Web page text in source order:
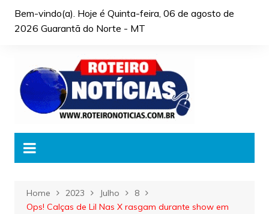
Bem-vindo(a). Hoje é Quinta-feira, 06 de agosto de
2026 Guarantã do Norte - MT
Home 2023 Julho
8
Ops! Calças de Lil Nas X rasgam durante show em